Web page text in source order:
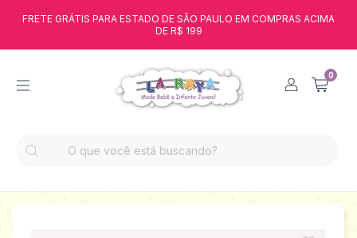
FRETE GRÁTIS PARA ESTADO DE SÃO PAULO EM COMPRAS ACIMA
DE R$ 199
0